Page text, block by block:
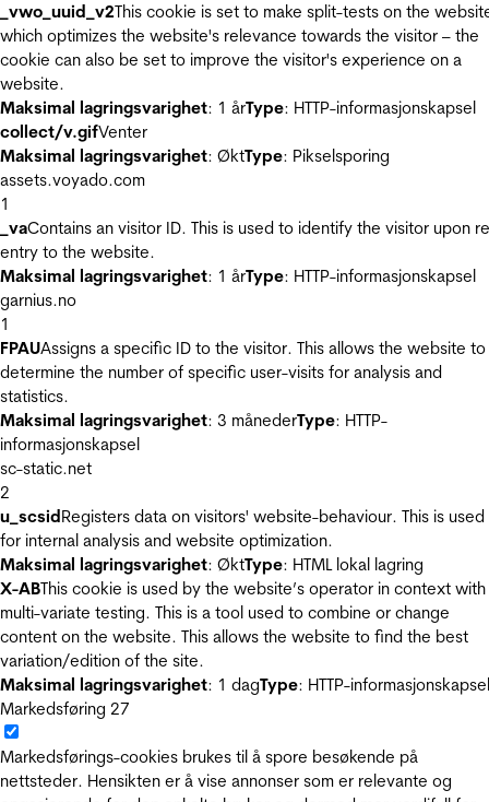
_vwo_uuid_v2This cookie is set to make split-tests on the
which optimizes the website's relevance towards the visitor – the
cookie can also be set to improve the visitor's experience on a
website.
Maksimal lagringsvarighet: 1 årType: HTTP-informasjonskapsel
collect/v.gifVenter
Maksimal lagringsvarighet: ØktType: Pikselsporing
assets.voyado.com
1
_vaContains an visitor ID. This is used to identify the visitor upon
entry to the website.
Maksimal lagringsvarighet: 1 årType: HTTP-informasjonskapsel
garnius.no
1
FPAUAssigns a specific ID to the visitor. This allows the website to
determine the number of specific user-visits for analysis and
statistics.
Maksimal lagringsvarighet: 3 månederType: HTTP-
informasjonskapsel
sc-static.net
2
u_scsidRegisters data on visitors' website-behaviour. This is used
for internal analysis and website optimization.
Maksimal lagringsvarighet: ØktType: HTML lokal lagring
X-ABThis cookie is used by the website’s operator in context with
multi-variate testing. This is a tool used to combine or change
content on the website. This allows the website to find the best
variation/edition of the site.
Maksimal lagringsvarighet: 1 dagType: HTTP-informasjonskapsel
Markedsføring 27
Markedsførings-cookies brukes til å spore besøkende på
nettsteder. Hensikten er å vise annonser som er relevante og